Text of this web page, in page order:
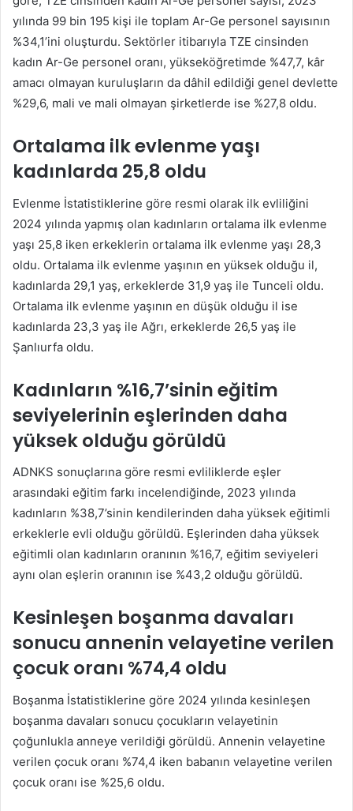
yılında 99 bin 195 kişi ile toplam Ar-Ge personel sayısının
%34,1’ini oluşturdu. Sektörler itibarıyla TZE cinsinden
kadın Ar-Ge personel oranı, yükseköğretimde %47,7, kâr
amacı olmayan kuruluşların da dâhil edildiği genel devlette
%29,6, mali ve mali olmayan şirketlerde ise %27,8 oldu.
Ortalama ilk evlenme yaşı
kadınlarda 25,8 oldu
Evlenme İstatistiklerine göre resmi olarak ilk evliliğini
2024 yılında yapmış olan kadınların ortalama ilk evlenme
yaşı 25,8 iken erkeklerin ortalama ilk evlenme yaşı 28,3
oldu. Ortalama ilk evlenme yaşının en yüksek olduğu il,
kadınlarda 29,1 yaş, erkeklerde 31,9 yaş ile Tunceli oldu.
Ortalama ilk evlenme yaşının en düşük olduğu il ise
kadınlarda 23,3 yaş ile Ağrı, erkeklerde 26,5 yaş ile
Şanlıurfa oldu.
Kadınların %16,7’sinin eğitim
seviyelerinin eşlerinden daha
yüksek olduğu görüldü
ADNKS sonuçlarına göre resmi evliliklerde eşler
arasındaki eğitim farkı incelendiğinde, 2023 yılında
kadınların %38,7’sinin kendilerinden daha yüksek eğitimli
erkeklerle evli olduğu görüldü. Eşlerinden daha yüksek
eğitimli olan kadınların oranının %16,7, eğitim seviyeleri
aynı olan eşlerin oranının ise %43,2 olduğu görüldü.
Kesinleşen boşanma davaları
sonucu annenin velayetine verilen
çocuk oranı %74,4 oldu
Boşanma İstatistiklerine göre 2024 yılında kesinleşen
boşanma davaları sonucu çocukların velayetinin
çoğunlukla anneye verildiği görüldü. Annenin velayetine
verilen çocuk oranı %74,4 iken babanın velayetine verilen
çocuk oranı ise %25,6 oldu.